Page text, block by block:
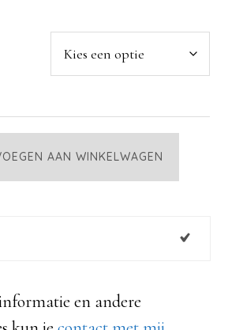
AAN WINKELWAGEN
en andere